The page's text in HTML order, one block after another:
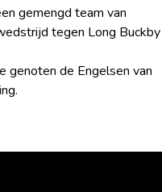
gemengd team van
tegen Long Buckby
genoten de Engelsen van